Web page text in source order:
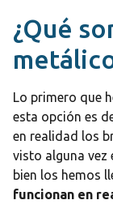
¿Qué
Lo primero que
esta opción es
en realidad los
visto alguna vez
bien los hemos
funcionan en